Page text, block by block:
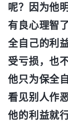
呢？因为他
有良心理智
全自己的利
受亏损，也
他只为保全
看见别人作
他的利益就